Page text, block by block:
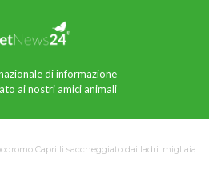
di informazione
ai nostri amici animali
Caprilli saccheggiato dai ladri: migliaia